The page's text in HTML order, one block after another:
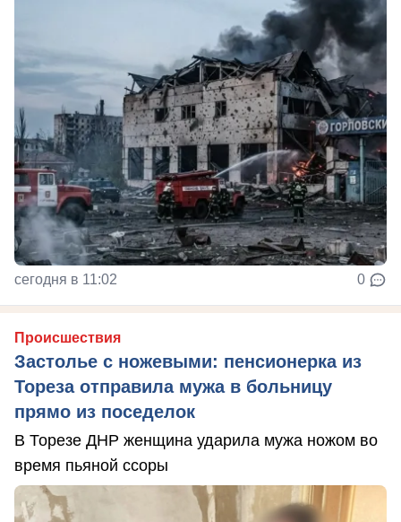
сегодня в 11:02 0
Происшествия
Застолье с ножевыми: пенсионерка из
Тореза отправила мужа в больницу
прямо из поседелок
В Торезе ДНР женщина ударила мужа ножом во
время пьяной ссоры